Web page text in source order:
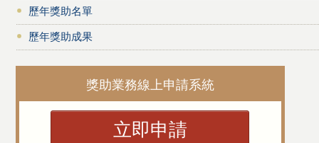
歷年獎助名單
歷年獎助成果
獎助業務線上申請系統
立即申請